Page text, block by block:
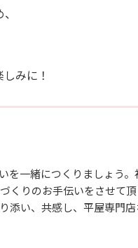
みに！
を一緒につくりましょう
くりのお手伝いをさせて
添い、共感し、平屋専門